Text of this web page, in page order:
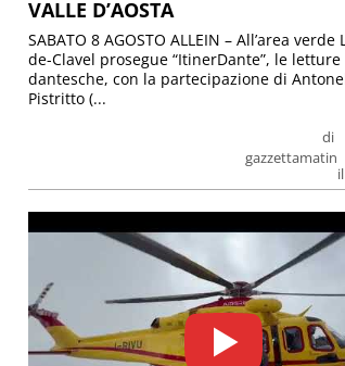
VALLE D’AOSTA
di
gazzettamatin
SABATO 8 AGOSTO ALLEIN – All’area verde
de-Clavel prosegue “ItinerDante”, le letture
dantesche, con la partecipazione di
Pistritto (...